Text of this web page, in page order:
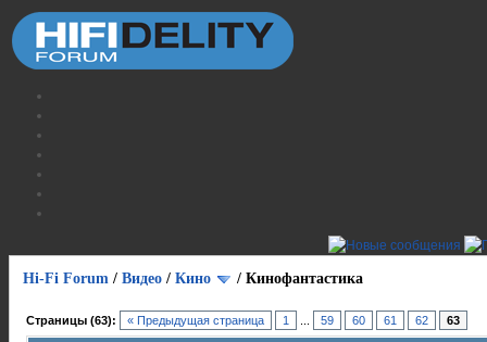
Hi-Fi Forum / Видео / Кино / Кинофантастика
Страницы (63): « Предыдущая страница 1 59 60 61 62 63